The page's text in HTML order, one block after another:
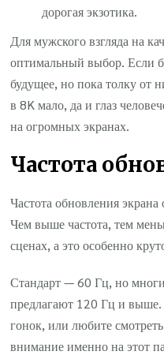
дорогая экзотика.
Для мужского взгляда на
оптимальный выбор. Если
будущее, но пока толку от
в 8K мало, да и глаз
на огромных экранах.
Частота
Частота обновления экрана
Чем выше частота, тем
сценах, а это особенно
Стандарт — 60 Гц, но
предлагают 120 Гц и
гонок, или любите
внимание именно на этот